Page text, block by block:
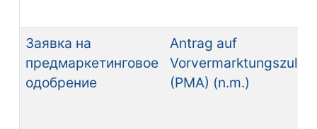
Заявка на
предмаркетинговое
одобрение
Antrag auf
(PMA) (n.m.)